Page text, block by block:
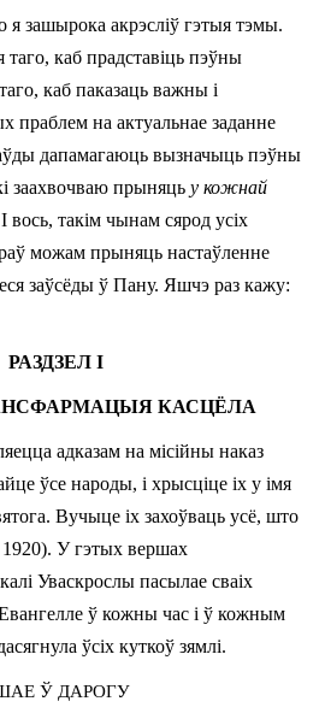
зашырока акрэсліў гэтыя тэмы.
таго, каб прадставіць пэўны
каб паказаць важны і
праблем на актуальнае заданне
дапамагаюць вызначыць пэўны
заахвочваю прыняць у кожнай
вось, та­кім чынам сярод усіх
можам прыняць настаўленне
заў­сёды ў Пану. Яшчэ раз кажу:
РАЗДЗЕЛ І
КАСЦЁЛА
адказам на місійны наказ
ўсе народы, і хрысціце іх у імя
Вучыце іх захоўваць усё, што
19­20). У гэтых вершах
Уваскрослы пасылае сваіх
ў кожны час і ў кожным
ўсіх куткоў зямлі.
Ў ДАРОГУ